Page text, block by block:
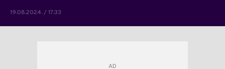
19.08.2024. / 17:33